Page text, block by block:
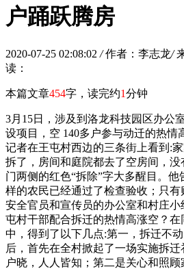
户踊跃腾房
2020-07-25 02:08:02 / 作者：李志龙/
读：
本篇文章454字，读完约1分钟
3月15日，涉及到洛龙科技园区办公
设项目，空 140多户参与动迁的热情
记者在王屯村西边的三条街上看到:
拆了，房间和庭院都去了空房间，
门两侧的红色“拆除”字大多醒目。他
样的农民已经通过了检查验收；只有
安全官员和宣传员的办公室和村庄
屯村干部配合拆迁的热情高涨空？
中，得到了以下几点:第一，拆迁不
后，首先在全村掀起了一场实施拆
户晓，人人皆知；第二是关心和照